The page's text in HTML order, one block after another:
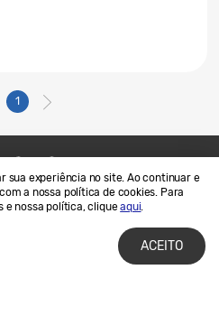
sua experiência no site. Ao continuar e
a nossa política de cookies. Para
e nossa política, cliqueaqui.
ACEITO
1
SAMSUNG.COM
Privacidade e Cookies